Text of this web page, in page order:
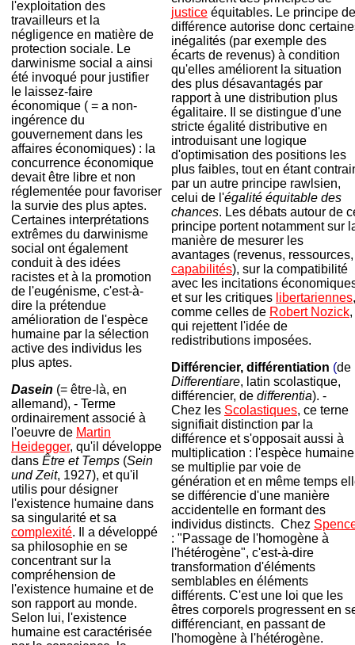
l'exploitation des
travailleurs et la
négligence en matière de
protection sociale. Le
darwinisme social a ainsi
été invoqué pour justifier
le laissez-faire
économique ( = a non-
ingérence du
gouvernement dans les
affaires économiques) : la
concurrence économique
devait être libre et non
réglementée pour favoriser
la survie des plus aptes.
Certaines interprétations
extrêmes du darwinisme
social ont également
conduit à des idées
racistes et à la promotion
de l'eugénisme, c'est-à-
dire la prétendue
amélioration de l'espèce
humaine par la sélection
active des individus les
plus aptes.
Dasein (= être-là, en
allemand), - Terme
ordinairement associé à
l'oeuvre de Martin
Heidegger, qu'il développe
dans Être et Temps (Sein
und Zeit, 1927), et qu'il
utilis pour désigner
l'existence humaine dans
sa singularité et sa
complexité. Il a développé
sa philosophie en se
concentrant sur la
compréhension de
l'existence humaine et de
son rapport au monde.
Selon lui, l'existence
humaine est caractérisée
justice équitables. Le principe de
différence autorise donc
inégalités (par exemple des
écarts de revenus) à condition
qu'elles améliorent la situation
des plus désavantagés par
rapport à une distribution plus
égalitaire. Il se distingue d'une
stricte égalité distributive en
introduisant une logique
d'optimisation des positions les
plus faibles, tout en étant
par un autre principe rawlsien,
celui de l'égalité équitable des
chances. Les débats autour de
principe portent notamment sur
manière de mesurer les
avantages (revenus, ressources,
capabilités), sur la compatibilité
avec les incitations
et sur les critiques libertariennes,
comme celles de Robert Nozick,
qui rejettent l'idée de
redistributions imposées.
Différencier, différentiation (de
Differentiare, latin scolastique,
différencier, de differentia). -
Chez les Scolastiques, ce terne
signifiait distinction par la
différence et s'opposait aussi à
multiplication : l'espèce humaine
se multiplie par voie de
génération et en même temps
se différencie d'une manière
accidentelle en formant des
individus distincts. Chez
: "Passage de l'homogène à
l'hétérogène", c'est-à-dire
transformation d'éléments
semblables en éléments
différents. C'est une loi que les
êtres corporels progressent en
différenciant, en passant de
l'homogène à l'hétérogène.